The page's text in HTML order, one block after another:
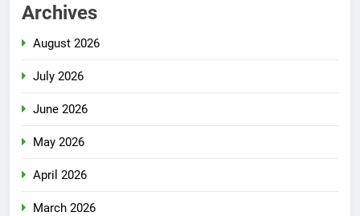
Archives
August 2026
July 2026
June 2026
May 2026
April 2026
March 2026